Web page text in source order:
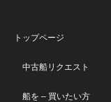
トップページ
中古船リクエスト
船を – 買いたい方